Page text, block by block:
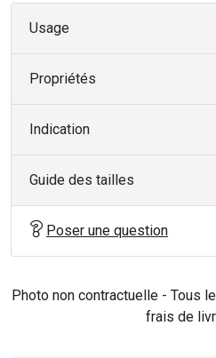
Usage
Propriétés
Indication
Guide des tailles
Poser une question
Photo non contractuelle - Tous
frais de